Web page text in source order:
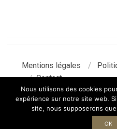
Mentions légales
Contact
Politique de confidentialité
Powered by
Nous utilisons des cookies
expérience sur notre site web.
site, nous supposerons
OK